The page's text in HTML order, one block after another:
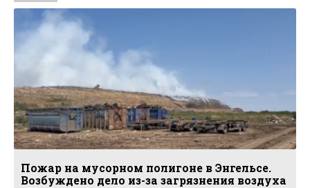
Пожар на мусорном полигоне в Энгельсе.
Возбуждено дело из-за загрязнения воздуха